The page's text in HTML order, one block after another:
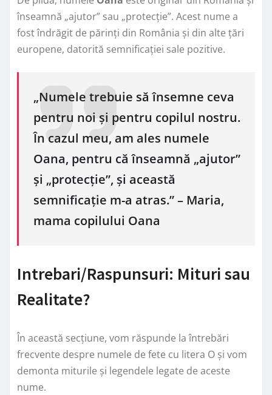
înseamnă „ajutor” sau „protecție”. Acest nume a
fost îndrăgit de părinți din România și din alte țări
europene, datorită semnificației sale pozitive.
„Numele trebuie să însemne ceva
pentru noi și pentru copilul nostru.
În cazul meu, am ales numele
Oana, pentru că înseamnă „ajutor”
și „protecție”, și această
semnificație m-a atras.” – Maria,
mama copilului Oana
Intrebari/Raspunsuri: Mituri sau
Realitate?
În această secțiune, vom răspunde la întrebări
frecvente despre numele de fete cu litera O și vom
demonta miturile și legendele legate de aceste
nume.